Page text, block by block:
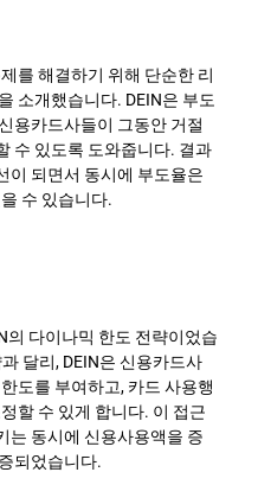
를 해결하기 위해 단순한 리
소개했습니다. DEIN은 부도
용카드사들이 그동안 거절
수 있도록 도와줍니다. 결과
이 되면서 동시에 부도율은
수 있습니다.
의 다이나믹 한도 전략이었습
달리, DEIN은 신용카드사
도를 부여하고, 카드 사용행
할 수 있게 합니다. 이 접근
는 동시에 신용사용액을 증
되었습니다.